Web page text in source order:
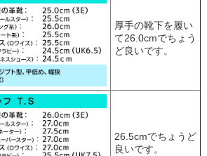
厚手の靴下を履い
て26.0cmでちょう
ど良いです。
26.5cmでちょうど
良いです。